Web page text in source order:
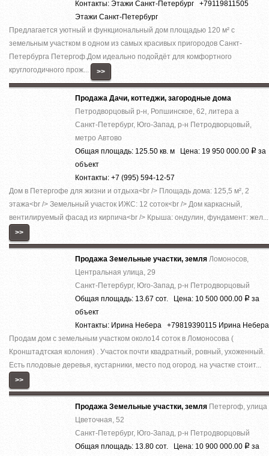
Контакты: Этажи Санкт-Петербург +79119811505
Этажи Санкт-Петербург
Предлагается уютный и функциональный дом площадью 120 м² с
земельным участком в одном из самых красивых пригородов Санкт-
Петербурга Петергоф.Дом идеально подойдёт для комфортного
круглогодичного прож...
>>
Продажа Дачи, коттеджи, загородные дома
Петродворцовый р-н, Ропшинское, 62, литера а
Санкт-Петербург, Юго-Запад, р-н Петродворцовый,
метро Автово
Общая площадь: 125.50 кв. м Цена: 19 950 000.00 Р за
объект
Контакты: +7 (995) 594-12-57
Дом в Петергофе для жизни и отдыха<br /> Площадь дома: 125,5 м², 2
этажа<br /> Земельный участок ИЖС: 12 соток<br /> Дом каркасный,
вентилируемый фасад из кирпича<br /> Крыша: ондулин, фундамент: жел...
>>
Продажа Земельные участки, земля Ломоносов,
Центральная улица, 29
Санкт-Петербург, Юго-Запад, р-н Петродворцовый
Общая площадь: 13.67 сот. Цена: 10 500 000.00 Р за
объект
Контакты: Ирина Небера +79819390115 Ирина Небера
Продам дом с земельным участком около14 соток в Ломоносова (
Кронштадтская колония) . Участок почти квадратный, ровный, ухоженный.
Есть плодовые деревья, кустарники, место под огород. на участке стоит...
>>
Продажа Земельные участки, земля Петергоф, улица
Цветочная, 52
Санкт-Петербург, Юго-Запад, р-н Петродворцовый
Общая площадь: 13.80 сот. Цена: 10 900 000.00 Р за